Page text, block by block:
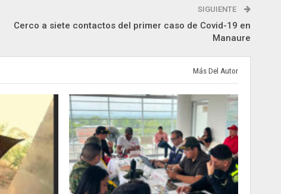
SIGUIENTE
Cerco a siete contactos del primer caso de Covid-19 en
Manaure
Más Del Autor